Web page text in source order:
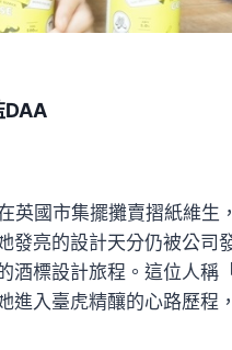
DAA
英國市集擺攤賣摺紙維生
發亮的設計天分仍被公司
酒標設計旅程。這位人稱
進入臺虎精釀的心路歷程